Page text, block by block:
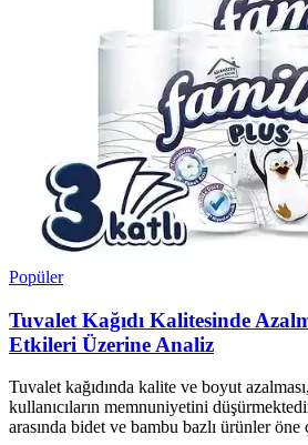
Popüler
Tuvalet Kağıdı Kalitesinde
Etkileri Üzerine Analiz
Tuvalet kağıdında kalite ve boyut
kullanıcıların memnuniyetini
arasında bidet ve bambu bazlı ürünler öne